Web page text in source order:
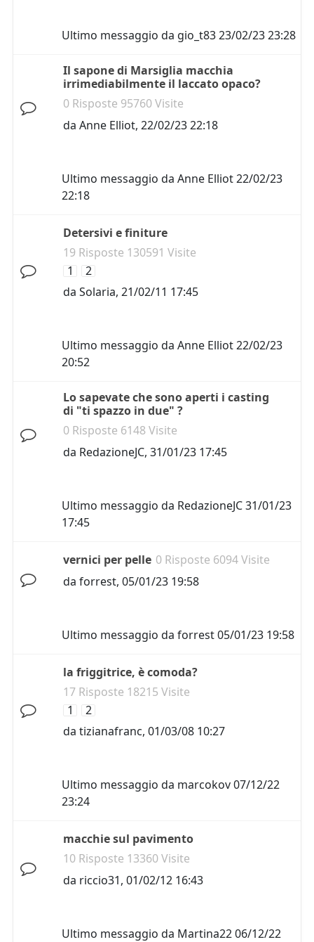
Ultimo messaggio da gio_t8323/02/23 23:28
Il sapone di Marsiglia macchia
irrimediabilmente il laccato opaco?
0 Risposte 95760 Visite
da Anne Elliot, 22/02/23 22:18
Ultimo messaggio da Anne Elliot22/02/23
22:18
Detersivi e finiture
19 Risposte 130591 Visite
1
2
da Solaria, 21/02/11 17:45
Ultimo messaggio da Anne Elliot22/02/23
20:52
Lo sapevate che sono aperti i casting
di "ti spazzo in due" ?
0 Risposte 6148 Visite
da RedazioneJC, 31/01/23 17:45
Ultimo messaggio da RedazioneJC31/01/23
17:45
vernici per pelle 0 Risposte 6094 Visite
da forrest, 05/01/23 19:58
Ultimo messaggio da forrest05/01/23 19:58
la friggitrice, è comoda?
17 Risposte 18215 Visite
1
2
da tizianafranc, 01/03/08 10:27
Ultimo messaggio da marcokov07/12/22
23:24
macchie sul pavimento
10 Risposte 13360 Visite
da riccio31, 01/02/12 16:43
Ultimo messaggio da Martina2206/12/22